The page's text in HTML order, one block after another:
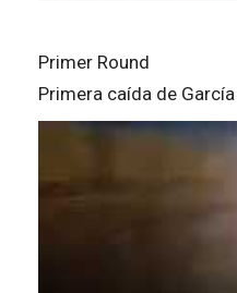
Primer Round
Primera caída de